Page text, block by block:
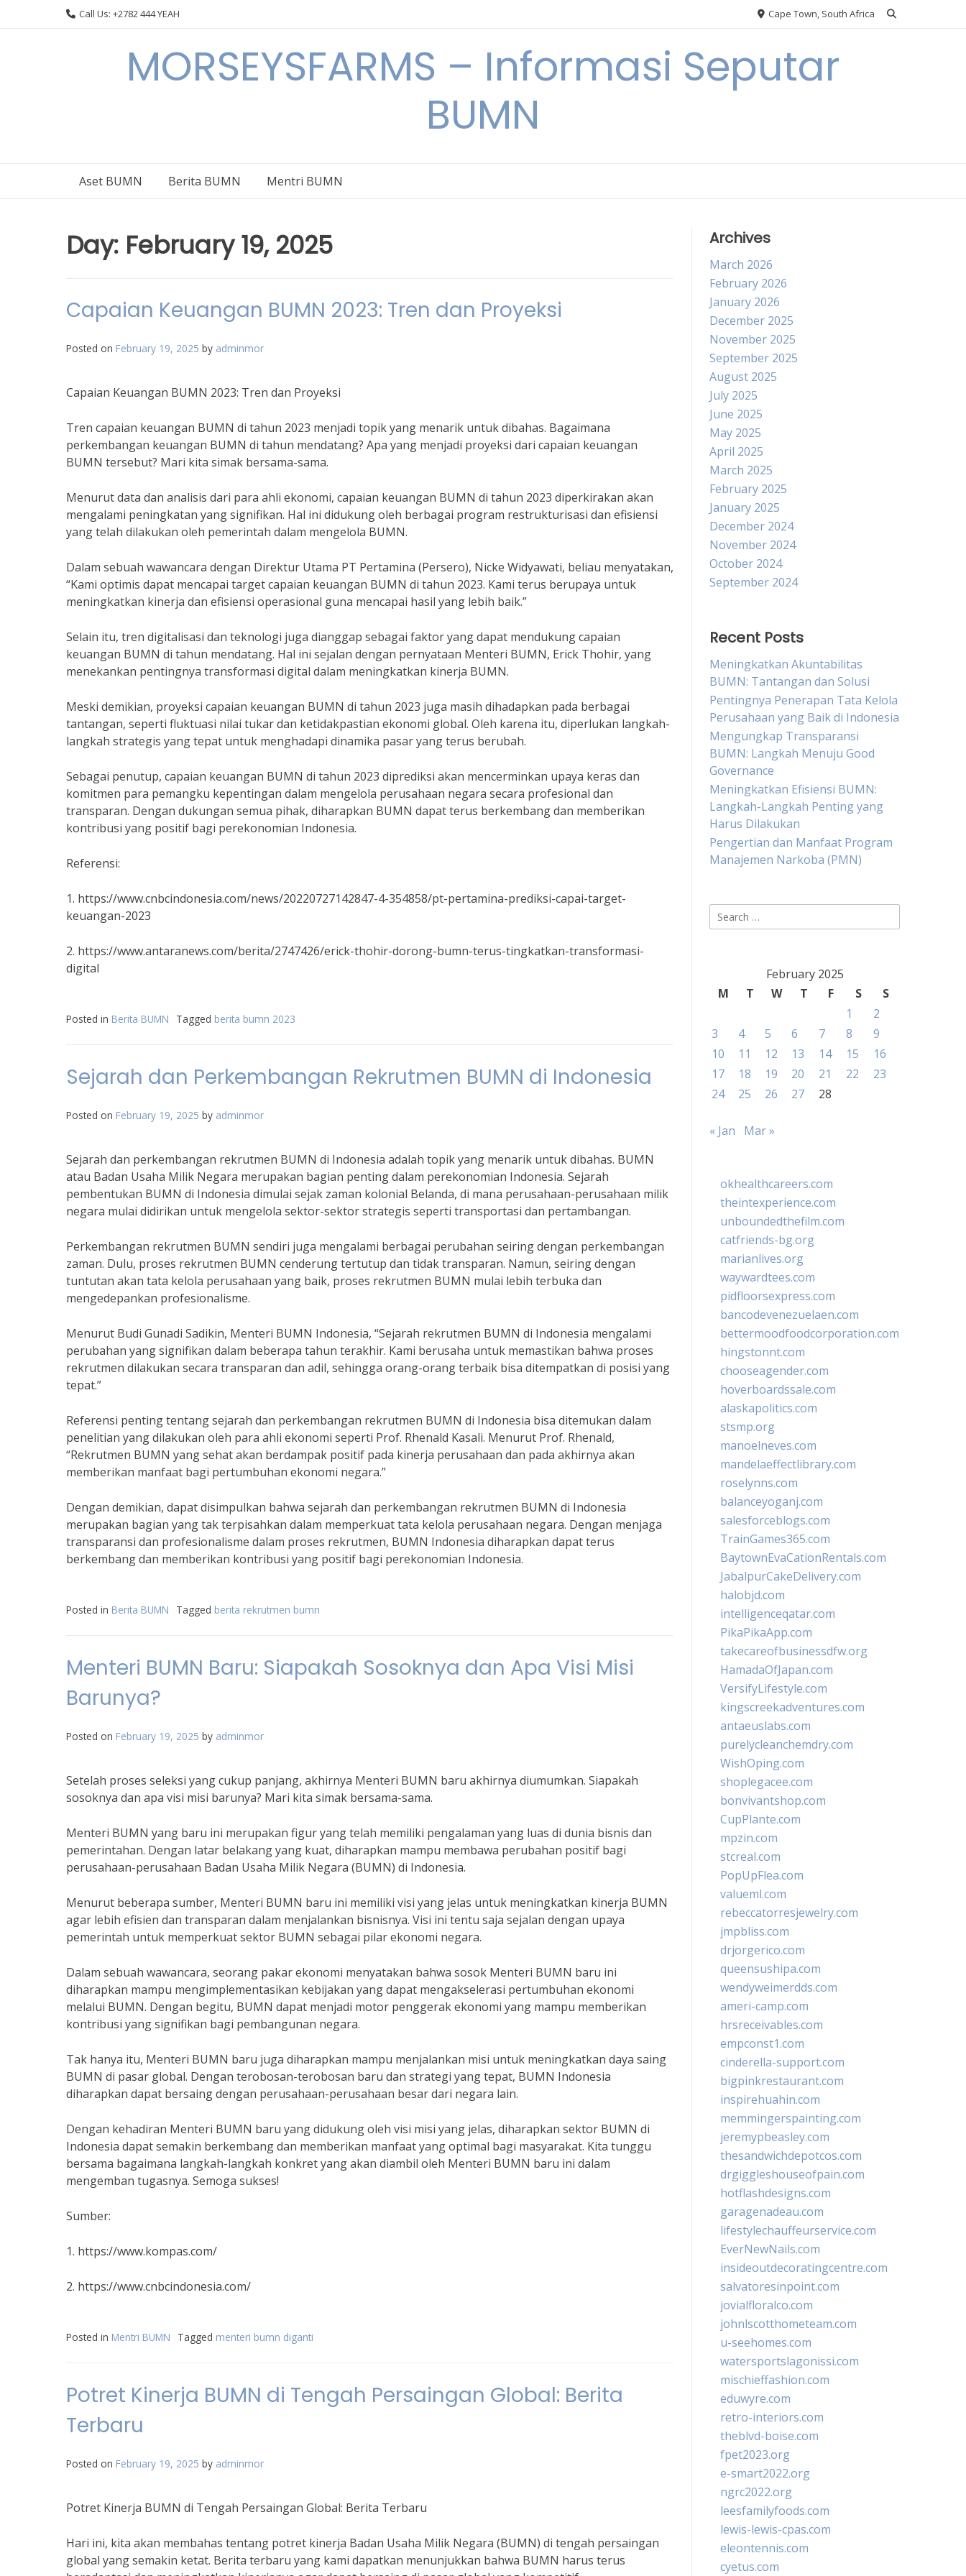
Call Us: +2782 444 YEAH Cape Town, South Africa
MORSEYSFARMS – Informasi Seputar
BUMN
Aset BUMN Berita BUMN Mentri BUMN
Day: February 19, 2025
Capaian Keuangan BUMN 2023: Tren dan Proyeksi
Posted on February 19, 2025 by adminmor
Capaian Keuangan BUMN 2023: Tren dan Proyeksi
Tren capaian keuangan BUMN di tahun 2023 menjadi topik yang menarik untuk dibahas. Bagaimana
perkembangan keuangan BUMN di tahun mendatang? Apa yang menjadi proyeksi dari capaian keuangan
BUMN tersebut? Mari kita simak bersama-sama.
Menurut data dan analisis dari para ahli ekonomi, capaian keuangan BUMN di tahun 2023 diperkirakan akan
mengalami peningkatan yang signifikan. Hal ini didukung oleh berbagai program restrukturisasi dan efisiensi
yang telah dilakukan oleh pemerintah dalam mengelola BUMN.
Dalam sebuah wawancara dengan Direktur Utama PT Pertamina (Persero), Nicke Widyawati, beliau menyatakan,
“Kami optimis dapat mencapai target capaian keuangan BUMN di tahun 2023. Kami terus berupaya untuk
meningkatkan kinerja dan efisiensi operasional guna mencapai hasil yang lebih baik.”
Selain itu, tren digitalisasi dan teknologi juga dianggap sebagai faktor yang dapat mendukung capaian
keuangan BUMN di tahun mendatang. Hal ini sejalan dengan pernyataan Menteri BUMN, Erick Thohir, yang
menekankan pentingnya transformasi digital dalam meningkatkan kinerja BUMN.
Meski demikian, proyeksi capaian keuangan BUMN di tahun 2023 juga masih dihadapkan pada berbagai
tantangan, seperti fluktuasi nilai tukar dan ketidakpastian ekonomi global. Oleh karena itu, diperlukan langkah-
langkah strategis yang tepat untuk menghadapi dinamika pasar yang terus berubah.
Sebagai penutup, capaian keuangan BUMN di tahun 2023 diprediksi akan mencerminkan upaya keras dan
komitmen para pemangku kepentingan dalam mengelola perusahaan negara secara profesional dan
transparan. Dengan dukungan semua pihak, diharapkan BUMN dapat terus berkembang dan memberikan
kontribusi yang positif bagi perekonomian Indonesia.
Referensi:
1. https://www.cnbcindonesia.com/news/20220727142847-4-354858/pt-pertamina-prediksi-capai-target-
keuangan-2023
2. https://www.antaranews.com/berita/2747426/erick-thohir-dorong-bumn-terus-tingkatkan-transformasi-
digital
Posted in Berita BUMN Tagged berita bumn 2023
Sejarah dan Perkembangan Rekrutmen BUMN di Indonesia
Posted on February 19, 2025 by adminmor
Sejarah dan perkembangan rekrutmen BUMN di Indonesia adalah topik yang menarik untuk dibahas. BUMN
atau Badan Usaha Milik Negara merupakan bagian penting dalam perekonomian Indonesia. Sejarah
pembentukan BUMN di Indonesia dimulai sejak zaman kolonial Belanda, di mana perusahaan-perusahaan milik
negara mulai didirikan untuk mengelola sektor-sektor strategis seperti transportasi dan pertambangan.
Perkembangan rekrutmen BUMN sendiri juga mengalami berbagai perubahan seiring dengan perkembangan
zaman. Dulu, proses rekrutmen BUMN cenderung tertutup dan tidak transparan. Namun, seiring dengan
tuntutan akan tata kelola perusahaan yang baik, proses rekrutmen BUMN mulai lebih terbuka dan
mengedepankan profesionalisme.
Menurut Budi Gunadi Sadikin, Menteri BUMN Indonesia, “Sejarah rekrutmen BUMN di Indonesia mengalami
perubahan yang signifikan dalam beberapa tahun terakhir. Kami berusaha untuk memastikan bahwa proses
rekrutmen dilakukan secara transparan dan adil, sehingga orang-orang terbaik bisa ditempatkan di posisi yang
tepat.”
Referensi penting tentang sejarah dan perkembangan rekrutmen BUMN di Indonesia bisa ditemukan dalam
penelitian yang dilakukan oleh para ahli ekonomi seperti Prof. Rhenald Kasali. Menurut Prof. Rhenald,
“Rekrutmen BUMN yang sehat akan berdampak positif pada kinerja perusahaan dan pada akhirnya akan
memberikan manfaat bagi pertumbuhan ekonomi negara.”
Dengan demikian, dapat disimpulkan bahwa sejarah dan perkembangan rekrutmen BUMN di Indonesia
merupakan bagian yang tak terpisahkan dalam memperkuat tata kelola perusahaan negara. Dengan menjaga
transparansi dan profesionalisme dalam proses rekrutmen, BUMN Indonesia diharapkan dapat terus
berkembang dan memberikan kontribusi yang positif bagi perekonomian Indonesia.
Posted in Berita BUMN Tagged berita rekrutmen bumn
Menteri BUMN Baru: Siapakah Sosoknya dan Apa Visi Misi
Barunya?
Posted on February 19, 2025 by adminmor
Setelah proses seleksi yang cukup panjang, akhirnya Menteri BUMN baru akhirnya diumumkan. Siapakah
sosoknya dan apa visi misi barunya? Mari kita simak bersama-sama.
Menteri BUMN yang baru ini merupakan figur yang telah memiliki pengalaman yang luas di dunia bisnis dan
pemerintahan. Dengan latar belakang yang kuat, diharapkan mampu membawa perubahan positif bagi
perusahaan-perusahaan Badan Usaha Milik Negara (BUMN) di Indonesia.
Menurut beberapa sumber, Menteri BUMN baru ini memiliki visi yang jelas untuk meningkatkan kinerja BUMN
agar lebih efisien dan transparan dalam menjalankan bisnisnya. Visi ini tentu saja sejalan dengan upaya
pemerintah untuk memperkuat sektor BUMN sebagai pilar ekonomi negara.
Dalam sebuah wawancara, seorang pakar ekonomi menyatakan bahwa sosok Menteri BUMN baru ini
diharapkan mampu mengimplementasikan kebijakan yang dapat mengakselerasi pertumbuhan ekonomi
melalui BUMN. Dengan begitu, BUMN dapat menjadi motor penggerak ekonomi yang mampu memberikan
kontribusi yang signifikan bagi pembangunan negara.
Tak hanya itu, Menteri BUMN baru juga diharapkan mampu menjalankan misi untuk meningkatkan daya saing
BUMN di pasar global. Dengan terobosan-terobosan baru dan strategi yang tepat, BUMN Indonesia
diharapkan dapat bersaing dengan perusahaan-perusahaan besar dari negara lain.
Dengan kehadiran Menteri BUMN baru yang didukung oleh visi misi yang jelas, diharapkan sektor BUMN di
Indonesia dapat semakin berkembang dan memberikan manfaat yang optimal bagi masyarakat. Kita tunggu
bersama bagaimana langkah-langkah konkret yang akan diambil oleh Menteri BUMN baru ini dalam
mengemban tugasnya. Semoga sukses!
Sumber:
1. https://www.kompas.com/
2. https://www.cnbcindonesia.com/
Posted in Mentri BUMN Tagged menteri bumn diganti
Potret Kinerja BUMN di Tengah Persaingan Global: Berita
Terbaru
Posted on February 19, 2025 by adminmor
Potret Kinerja BUMN di Tengah Persaingan Global: Berita Terbaru
Hari ini, kita akan membahas tentang potret kinerja Badan Usaha Milik Negara (BUMN) di tengah persaingan
global yang semakin ketat. Berita terbaru yang kami dapatkan menunjukkan bahwa BUMN harus terus
Archives
March 2026
February 2026
January 2026
December 2025
November 2025
September 2025
August 2025
July 2025
June 2025
May 2025
April 2025
March 2025
February 2025
January 2025
December 2024
November 2024
October 2024
September 2024
Recent Posts
Meningkatkan Akuntabilitas
BUMN: Tantangan dan Solusi
Pentingnya Penerapan Tata Kelola
Perusahaan yang Baik di Indonesia
Mengungkap Transparansi
BUMN: Langkah Menuju Good
Governance
Meningkatkan Efisiensi BUMN:
Langkah-Langkah Penting yang
Harus Dilakukan
Pengertian dan Manfaat Program
Manajemen Narkoba (PMN)
Search
for:
February 2025
M
T W T F S
S
1
2
3
4 5 6 7 8
9
10
11 12 13 14 15
16
17
18 19 20 21 22
23
24
25 26 27 28
« Jan Mar »
okhealthcareers.com
theintexperience.com
unboundedthefilm.com
catfriends-bg.org
marianlives.org
waywardtees.com
pidfloorsexpress.com
bancodevenezuelaen.com
bettermoodfoodcorporation.com
hingstonnt.com
chooseagender.com
hoverboardssale.com
alaskapolitics.com
stsmp.org
manoelneves.com
mandelaeffectlibrary.com
roselynns.com
balanceyoganj.com
salesforceblogs.com
TrainGames365.com
BaytownEvaCationRentals.com
JabalpurCakeDelivery.com
halobjd.com
intelligenceqatar.com
PikaPikaApp.com
takecareofbusinessdfw.org
HamadaOfJapan.com
VersifyLifestyle.com
kingscreekadventures.com
antaeuslabs.com
purelycleanchemdry.com
WishOping.com
shoplegacee.com
bonvivantshop.com
CupPlante.com
mpzin.com
stcreal.com
PopUpFlea.com
valueml.com
rebeccatorresjewelry.com
jmpbliss.com
drjorgerico.com
queensushipa.com
wendyweimerdds.com
ameri-camp.com
hrsreceivables.com
empconst1.com
cinderella-support.com
bigpinkrestaurant.com
inspirehuahin.com
memmingerspainting.com
jeremypbeasley.com
thesandwichdepotcos.com
drgiggleshouseofpain.com
hotflashdesigns.com
garagenadeau.com
lifestylechauffeurservice.com
EverNewNails.com
insideoutdecoratingcentre.com
salvatoresinpoint.com
jovialfloralco.com
johnlscotthometeam.com
u-seehomes.com
watersportslagonissi.com
mischieffashion.com
eduwyre.com
retro-interiors.com
theblvd-boise.com
fpet2023.org
e-smart2022.org
ngrc2022.org
leesfamilyfoods.com
lewis-lewis-cpas.com
eleontennis.com
cyetus.com